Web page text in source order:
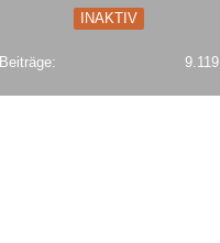
INAKTIV
Beiträge 9.119